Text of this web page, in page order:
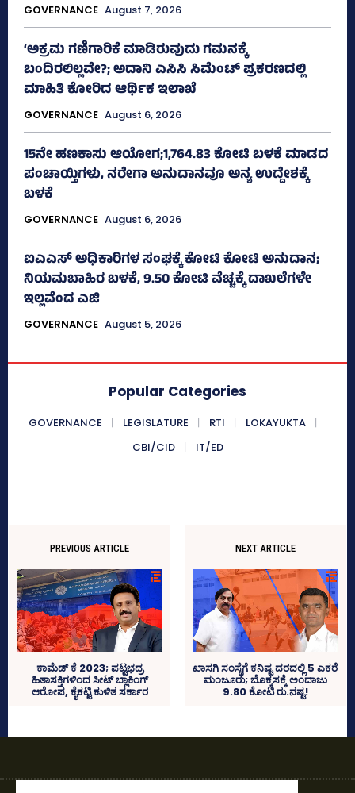
GOVERNANCE August 7, 2026
‘ಅಕ್ರಮ ಗಣಿಗಾರಿಕೆ ಮಾಡಿರುವುದು ಗಮನಕ್ಕೆ
ಬಂದಿರಲಿಲ್ಲವೇ?; ಅದಾನಿ ಎಸಿಸಿ ಸಿಮೆಂಟ್ ಪ್ರಕರಣದಲ್ಲಿ
ಮಾಹಿತಿ ಕೋರಿದ ಆರ್ಥಿಕ ಇಲಾಖೆ
GOVERNANCE August 6, 2026
15ನೇ ಹಣಕಾಸು ಆಯೋಗ;1,764.83 ಕೋಟಿ ಬಳಕೆ ಮಾಡದ
ಪಂಚಾಯ್ತಿಗಳು, ನರೇಗಾ ಅನುದಾನವೂ ಅನ್ಯ ಉದ್ದೇಶಕ್ಕೆ
ಬಳಕೆ
GOVERNANCE August 6, 2026
ಐಎಎಸ್‌ ಅಧಿಕಾರಿಗಳ ಸಂಘಕ್ಕೆ ಕೋಟಿ ಕೋಟಿ ಅನುದಾನ;
ನಿಯಮಬಾಹಿರ ಬಳಕೆ, 9.50 ಕೋಟಿ ವೆಚ್ಚಕ್ಕೆ ದಾಖಲೆಗಳೇ
ಇಲ್ಲವೆಂದ ಎಜಿ
GOVERNANCE August 5, 2026
Popular Categories
GOVERNANCE LEGISLATURE RTI
LOKAYUKTA
CBI/CID
IT/ED
PREVIOUS ARTICLE
ಕಾಮೆಡ್‌ ಕೆ 2023; ಪಟ್ಟಭದ್ರ
ಹಿತಾಸಕ್ತಿಗಳಿಂದ ಸೀಟ್‌ ಬ್ಲಾಕಿಂಗ್‌
ಆರೋಪ, ಕೈಕಟ್ಟಿ ಕುಳಿತ ಸರ್ಕಾರ
NEXT ARTICLE
ಖಾಸಗಿ ಸಂಸ್ಥೆಗೆ ಕನಿಷ್ಟ ದರದಲ್ಲಿ 5 ಎಕರೆ
ಮಂಜೂರು; ಬೊಕ್ಕಸಕ್ಕೆ ಅಂದಾಜು
9.80 ಕೋಟಿ ರು.ನಷ್ಟ!